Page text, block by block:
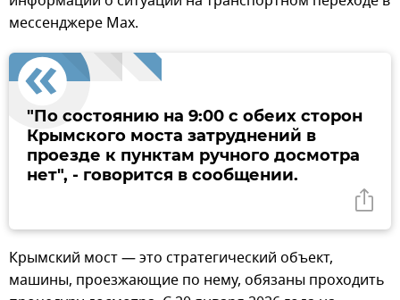
мессенджере Мах.
"По состоянию на 9:00 с обеих сторон
Крымского моста затруднений в
проезде к пунктам ручного досмотра
нет", - говорится в сообщении.
Крымский мост — это стратегический объект,
машины, проезжающие по нему, обязаны проходить